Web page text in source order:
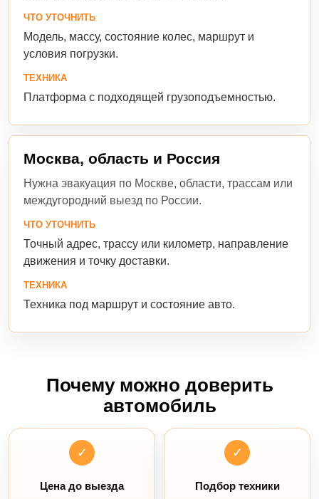
ЧТО УТОЧНИТЬ
Модель, массу, состояние колес, маршрут и
условия погрузки.
ТЕХНИКА
Платформа с подходящей грузоподъемностью.
Москва, область и Россия
Нужна эвакуация по Москве, области, трассам или
междугородний выезд по России.
ЧТО УТОЧНИТЬ
Точный адрес, трассу или километр, направление
движения и точку доставки.
ТЕХНИКА
Техника под маршрут и состояние авто.
Почему можно доверить
автомобиль
✓
Цена до выезда
✓
Подбор техники